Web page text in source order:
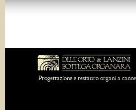
Progettazione e restauro organi a canne